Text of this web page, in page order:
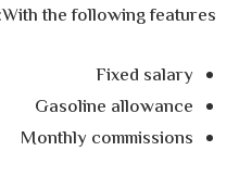
With the following features:
Fixed salary
Gasoline allowance
Monthly commissions